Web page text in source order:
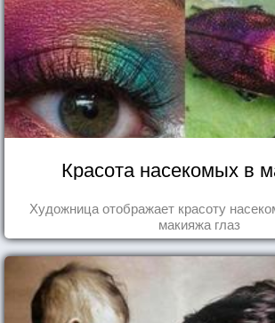
Красота насекомых в
Художница отображает красоту
макияжа глаз